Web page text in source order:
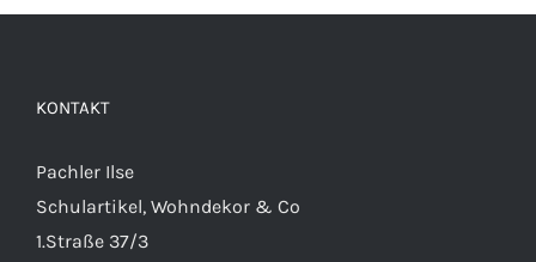
KONTAKT
Pachler Ilse
Schulartikel, Wohndekor & Co
1.Straße 37/3